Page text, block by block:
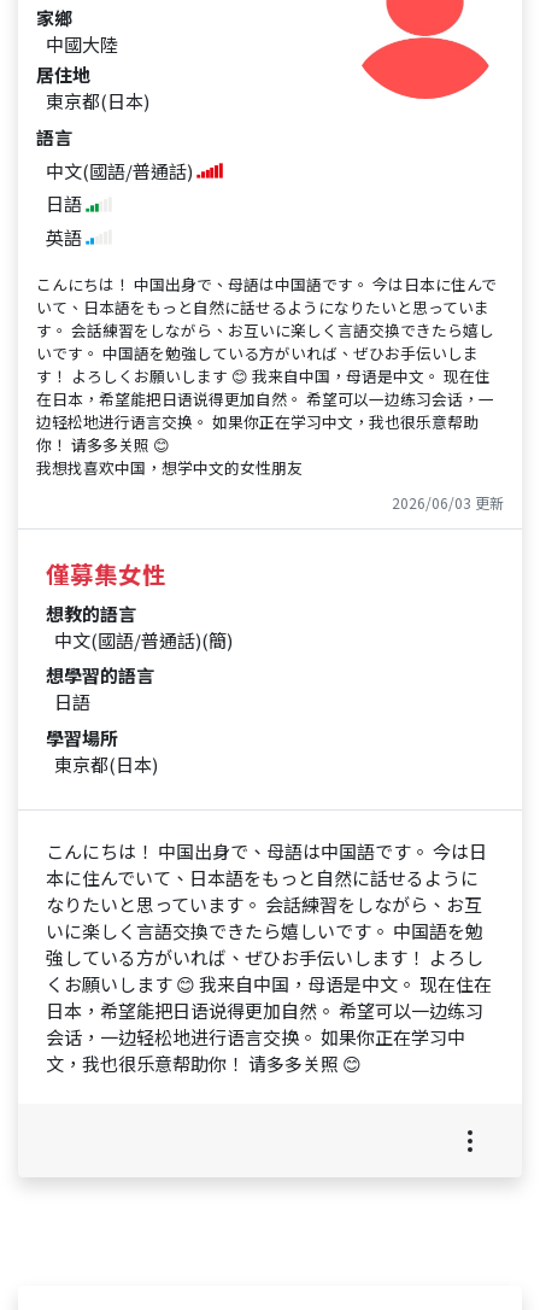
家鄉
中國大陸
居住地
東京都(日本)
語言
中文(國語/普通話)
日語
英語
こんにちは！ 中国出身で、母語は中国語です。 今は日本に住んで
いて、日本語をもっと自然に話せるようになりたいと思っていま
す。 会話練習をしながら、お互いに楽しく言語交換できたら嬉し
いです。 中国語を勉強している方がいれば、ぜひお手伝いしま
す！ よろしくお願いします 😊 我来自中国，母语是中文。 现在住
在日本，希望能把日语说得更加自然。 希望可以一边练习会话，一
边轻松地进行语言交换。 如果你正在学习中文，我也很乐意帮助
你！ 请多多关照 😊
我想找喜欢中国，想学中文的女性朋友
2026/06/03 更新
僅募集女性
想教的語言
中文(國語/普通話)(簡)
想學習的語言
日語
學習場所
東京都(日本)
こんにちは！ 中国出身で、母語は中国語です。 今は日
本に住んでいて、日本語をもっと自然に話せるように
なりたいと思っています。 会話練習をしながら、お互
いに楽しく言語交換できたら嬉しいです。 中国語を勉
強している方がいれば、ぜひお手伝いします！ よろし
くお願いします 😊 我来自中国，母语是中文。 现在住在
日本，希望能把日语说得更加自然。 希望可以一边练习
会话，一边轻松地进行语言交换。 如果你正在学习中
文，我也很乐意帮助你！ 请多多关照 😊